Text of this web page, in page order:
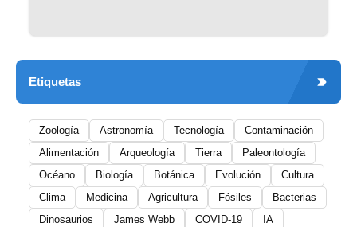
Etiquetas
Zoología Astronomía Tecnología
Contaminación
Alimentación
Arqueología Tierra
Paleontología
Océano
Biología Botánica Evolución
Cultura
Clima
Medicina Agricultura Fósiles
Bacterias
Dinosaurios
James Webb COVID-19
IA